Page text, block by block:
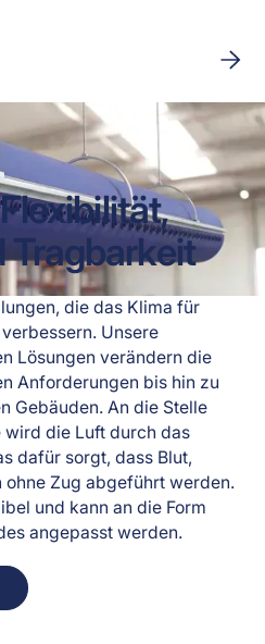
die das Klima für
Unsere
Lösungen verändern die
Anforderungen bis hin zu
Gebäuden. An die Stelle
die Luft durch das
dafür sorgt, dass Blut,
Zug abgeführt werden.
und kann an die Form
angepasst werden.